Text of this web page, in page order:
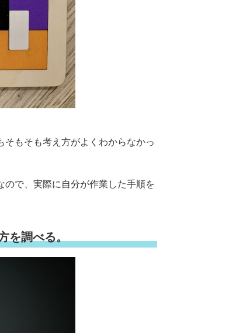
もそも考え方がよくわからなかっ
で、実際に自分が作業した手順を
を調べる。